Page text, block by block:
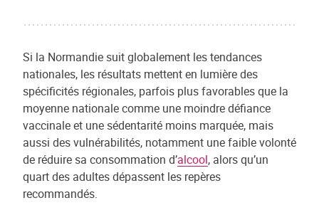
Si la Normandie suit globalement les tendances
nationales, les résultats mettent en lumière des
spécificités régionales, parfois plus favorables que la
moyenne nationale comme une moindre défiance
vaccinale et une sédentarité moins marquée, mais
aussi des vulnérabilités, notamment une faible volonté
de réduire sa consommation d’alcool, alors qu’un
quart des adultes dépassent les repères
recommandés.